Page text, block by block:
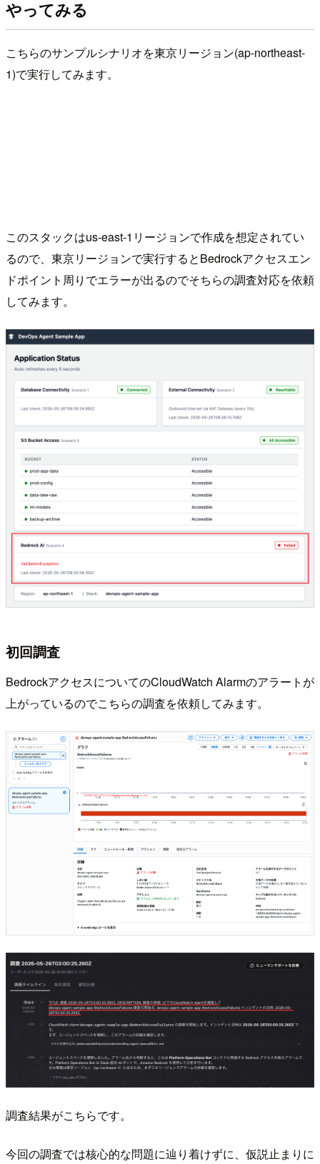
やってみる
こちらのサンプルシナリオを東京リージョン(ap-northeast-
1)で実行してみます。
このスタックはus-east-1リージョンで作成を想定されてい
るので、東京リージョンで実行するとBedrockアクセスエン
ドポイント周りでエラーが出るのでそちらの調査対応を依頼
してみます。
初回調査
BedrockアクセスについてのCloudWatch Alarmのアラートが
上がっているのでこちらの調査を依頼してみます。
調査結果がこちらです。
今回の調査では核心的な問題に辿り着けずに、仮説止まりに